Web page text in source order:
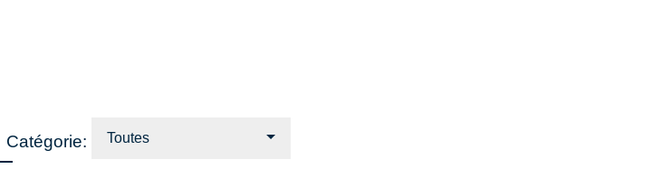
Catégorie: Toutes